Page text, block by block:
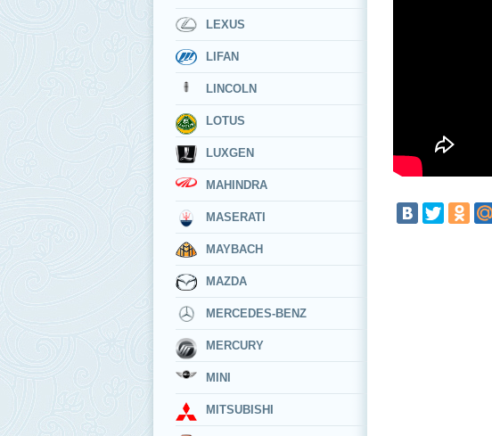
LEXUS
LIFAN
LINCOLN
LOTUS
LUXGEN
MAHINDRA
MASERATI
MAYBACH
MAZDA
MERCEDES-BENZ
MERCURY
MINI
MITSUBISHI